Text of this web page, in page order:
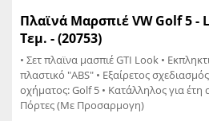
Πλαϊνά Μαρσπιέ VW Golf 5 -
Τεμ. - (20753)
• Σετ πλαϊνα μασπιέ GTI Look •
πλαστικό "ABS" • Εξαίρετος
οχήματος: Golf 5 • Κατάλληλος για έτη
Πόρτες (Με Προσαρμογη)